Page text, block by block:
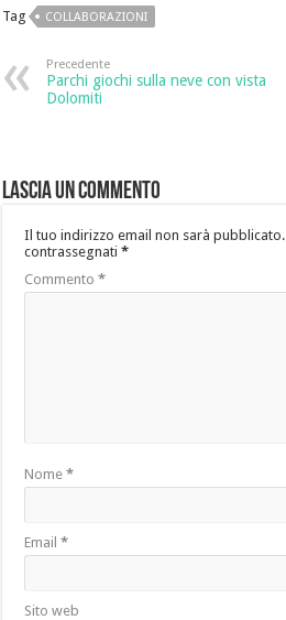
Tag COLLABORAZIONI
Precedente
Parchi giochi sulla neve con vista
Dolomiti
Lascia un commento
Il tuo indirizzo email non sarà pubblicato.
contrassegnati*
Commento*
Nome*
Email*
Sito web